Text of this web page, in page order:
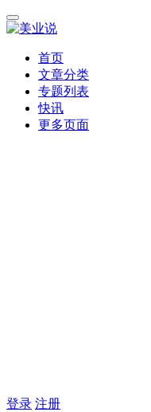
首页
文章分类
专题列表
快讯
更多页面
登录 注册